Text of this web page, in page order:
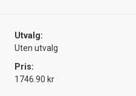
Utvalg:
Uten utvalg
Pris:
1746.90 kr